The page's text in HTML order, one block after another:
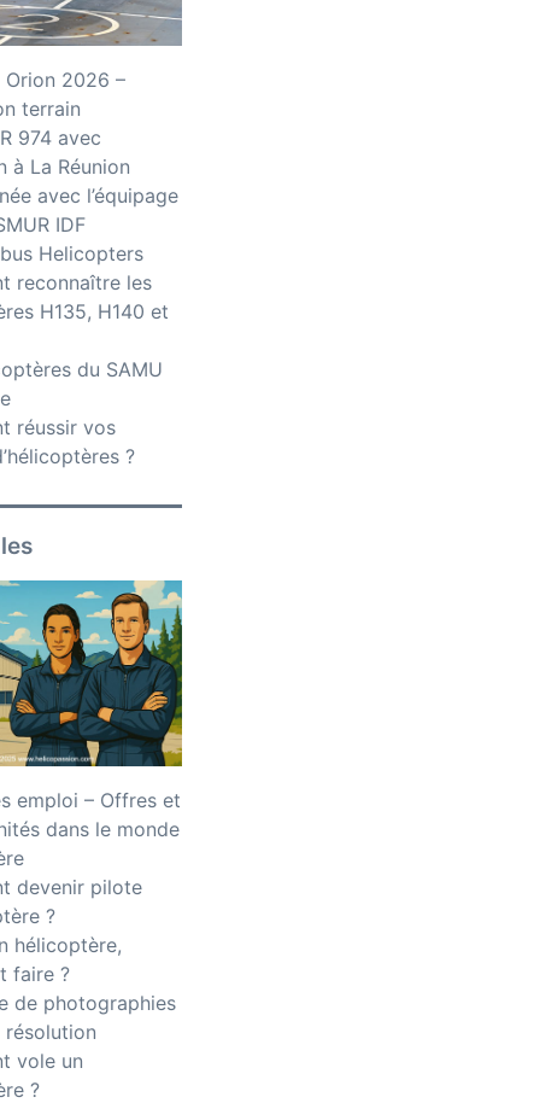
Orion 2026 –
terrain
974 avec
à La Réunion
avec l’équipage
IDF
Helicopters
reconnaître les
H135, H140 et
du SAMU
réussir vos
?
emploi – Offres et
dans le monde
devenir pilote
?
hélicoptère,
faire ?
de photographies
résolution
vole un
?